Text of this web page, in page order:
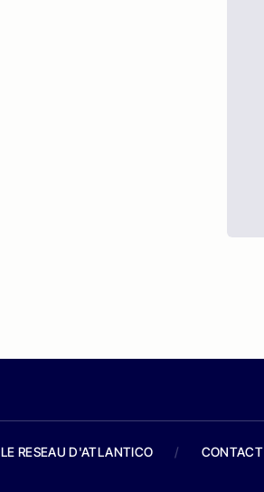
LE RESEAU D'ATLANTICO / CONTACT